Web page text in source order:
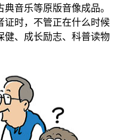
音乐等原版音像成品。
证时，不管正在什么时候
健、成长励志、科普读物